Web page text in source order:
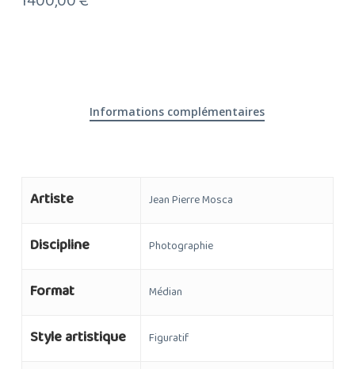
Informations complémentaires
Artiste Jean Pierre Mosca
Discipline Photographie
Format Médian
Style artistique Figuratif